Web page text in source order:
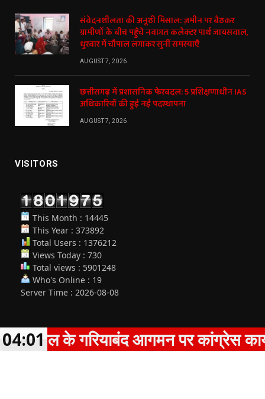
संवेदनशीलता की अनूठी मिसाल: ज़मीन पर बैठकर
ग्रामीणों के बीच पहुँचे नवागत कलेक्टर पार्थ जायसवाल,
धुरवार में चौपाल लगाकर सुनीं समस्याएँ
AUGUST 7, 2026
छत्तीसगढ़ में प्रशासनिक फेरबदल: 5 प्रशिक्षणाधीन IAS
अधिकारियों की हुई नई पदस्थापना
AUGUST 7, 2026
VISITORS
This Month : 14445
This Year : 373892
Total Users : 1376212
Views Today : 730
Total views : 5901248
Who's Online : 19
Server Time : 2026-08-08
गरियाबंद आगमन पर कांग्रेस कार्यकर्ताओं
04:01